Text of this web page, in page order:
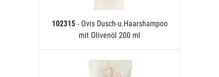
102315 - Ovis Dusch-u.Haarshampoo
mit Olivenöl 200 ml